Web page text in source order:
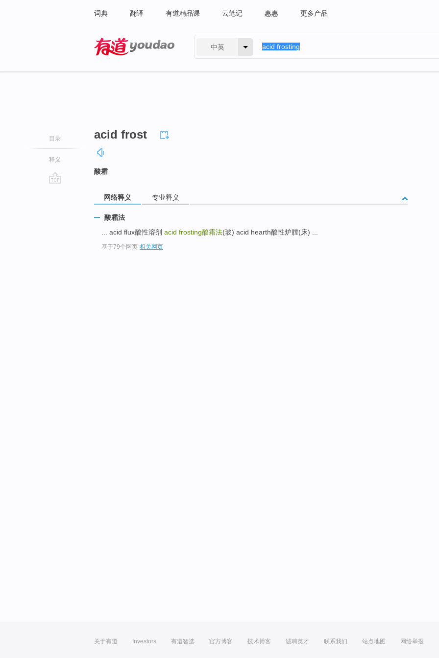
词典 翻译 有道精品课 云笔记 惠惠 更多产品
中英
目录
释义
acid frost
酸霜
网络释义 专业释义
酸霜法
... acid flux酸性溶剂 acid frosting酸霜法(玻) acid hearth酸性炉膛(床) ...
基于79个网页-相关网页
关于有道 Investors 有道智选 官方博客 技术博客 诚聘英才 联系我们 站点地图 网络举报